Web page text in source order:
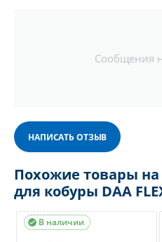
Сообщения
НАПИСАТЬ ОТЗЫВ
Похожие товары на
для кобуры DAA
В наличии
